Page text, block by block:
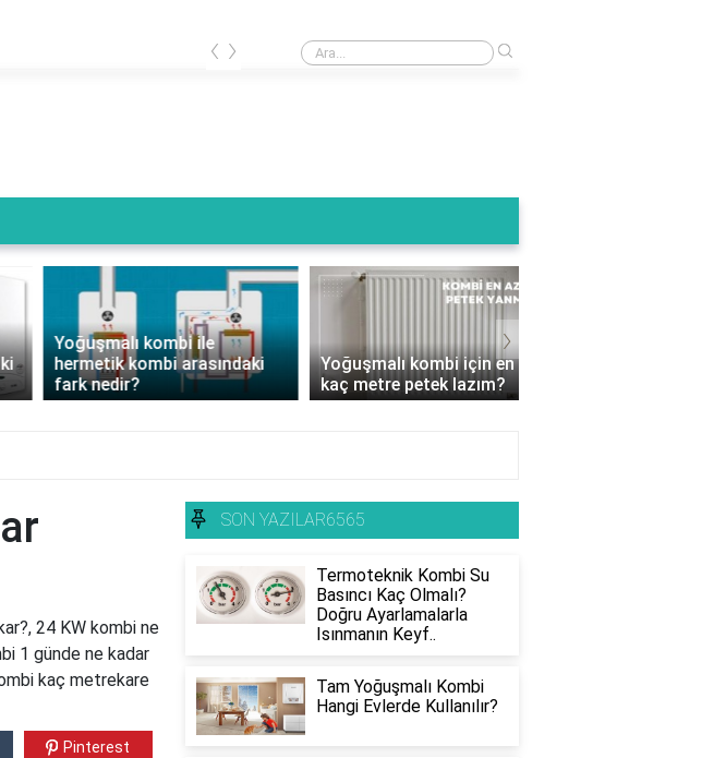
Kombi baca ucu kuşluk ne ise yarar?
‹ ›
Yoğuşmalı kombi ile
hermetik kombi arasındaki
fark nedir?
Yoğuşmalı kombi için en az
kaç metre petek lazım?
›
24 KW kombi ne
1 günde ne kadar
kaç metrekare
Pinterest
SON YAZILAR6565
Termoteknik Kombi Su
Basıncı Kaç Olmalı?
Doğru Ayarlamalarla
Isınmanın Keyf..
Tam Yoğuşmalı Kombi
Hangi Evlerde Kullanılır?